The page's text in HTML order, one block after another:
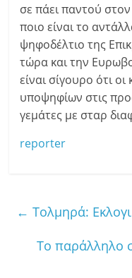
σε πάει παντού
ποιο είναι το
ψηφοδέλτιο της
τώρα και την
είναι σίγουρο ότι
υποψηφίων στις
γεμάτες με σταρ
reporter
← Τολμηρά:
Το παράλληλο